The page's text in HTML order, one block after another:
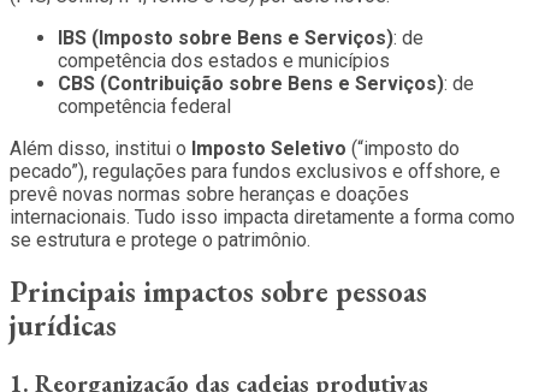
IBS (Imposto sobre Bens e Serviços): de
competência dos estados e municípios
CBS (Contribuição sobre Bens e Serviços): de
competência federal
Além disso, institui o Imposto Seletivo (“imposto do
pecado”), regulações para fundos exclusivos e offshore, e
prevê novas normas sobre heranças e doações
internacionais. Tudo isso impacta diretamente a forma como
se estrutura e protege o patrimônio.
Principais impactos sobre pessoas
jurídicas
1. Reorganização das cadeias produtivas